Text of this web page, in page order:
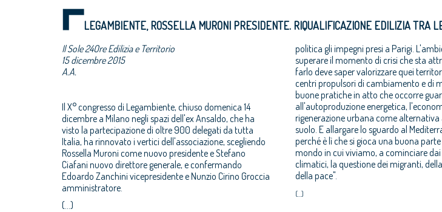
LEGAMBIENTE, ROSSELLA MURONI PRESIDENTE. RIQUALIFICAZIONE EDILIZIA TRA
Il Sole 24Ore Edilizia e Territorio
15 dicembre 2015
A.A.
Il X° congresso di Legambiente, chiuso domenica 14
dicembre a Milano negli spazi dell'ex Ansaldo, che ha
visto la partecipazione di oltre 900 delegati da tutta
Italia, ha rinnovato i vertici dell'associazione, scegliendo
Rossella Muroni come nuovo presidente e Stefano
Ciafani nuovo direttore generale, e confermando
Edoardo Zanchini vicepresidente e Nunzio Cirino Groccia
amministratore.
(...)
politica gli impegni presi a Parigi.
superare il momento di crisi che sta
farlo deve saper valorizzare quei
centri propulsori di cambiamento e di
buone pratiche in atto che occorre
all'autoproduzione energetica,
rigenerazione urbana come alternativa
suolo. E allargare lo sguardo al
perché è lì che si gioca una buona
mondo in cui viviamo, a cominciare
climatici, la questione dei migranti,
della pace".
(...)